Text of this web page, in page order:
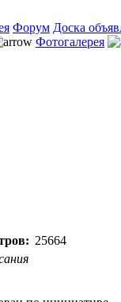
Форум Доска
Фотогалерея
25664